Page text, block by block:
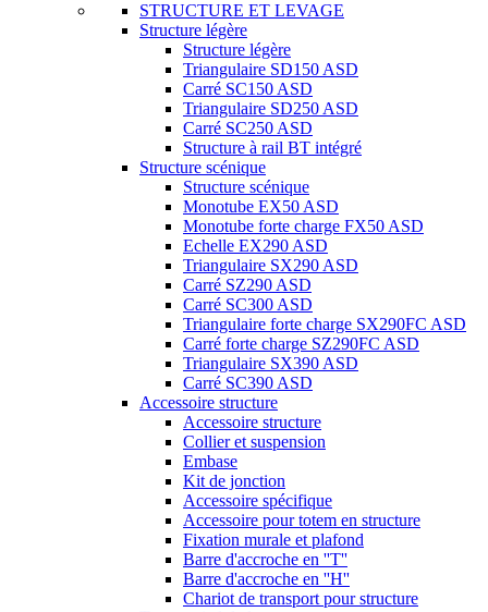
STRUCTURE ET LEVAGE
Structure légère
Structure légère
Triangulaire SD150 ASD
Carré SC150 ASD
Triangulaire SD250 ASD
Carré SC250 ASD
Structure à rail BT intégré
Structure scénique
Structure scénique
Monotube EX50 ASD
Monotube forte charge FX50 ASD
Echelle EX290 ASD
Triangulaire SX290 ASD
Carré SZ290 ASD
Carré SC300 ASD
Triangulaire forte charge SX290FC ASD
Carré forte charge SZ290FC ASD
Triangulaire SX390 ASD
Carré SC390 ASD
Accessoire structure
Accessoire structure
Collier et suspension
Embase
Kit de jonction
Accessoire spécifique
Accessoire pour totem en structure
Fixation murale et plafond
Barre d'accroche en ''T''
Barre d'accroche en ''H''
Chariot de transport pour structure